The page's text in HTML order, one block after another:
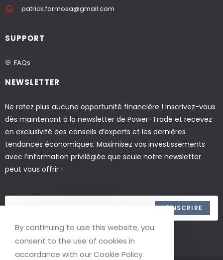
patrick.formosa@gmail.com
SUPPORT
FAQs
NEWSLETTER
Ne ratez plus aucune opportunité financière ! Inscrivez-vous
dès maintenant à la newsletter de Power-Trade et recevez
en exclusivité des conseils d’experts et les dernières
tendances économiques. Maximisez vos investissements
avec l’information privilégiée que seule notre newsletter
peut vous offrir !
S'INSCRIRE
ACCEPTER LES TERMES
By continuing to use this website, you
consent to the use of cookies in
accordance with our Cookie Policy.